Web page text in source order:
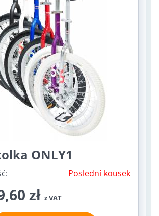
ONLY1
Poslední kousek
zł z VAT